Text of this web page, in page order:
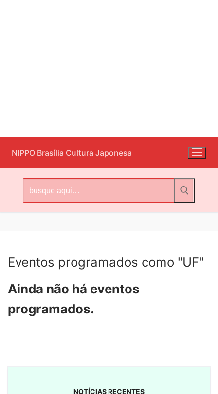
para
o
conteúdo
NIPPO Brasília Cultura Japonesa
por:
Eventos programados como "UF"
Ainda não há eventos
programados.
NOTÍCIAS RECENTES